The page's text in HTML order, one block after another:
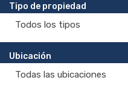
Tipo de propiedad
Todos los tipos
Ubicación
Todas las ubicaciones